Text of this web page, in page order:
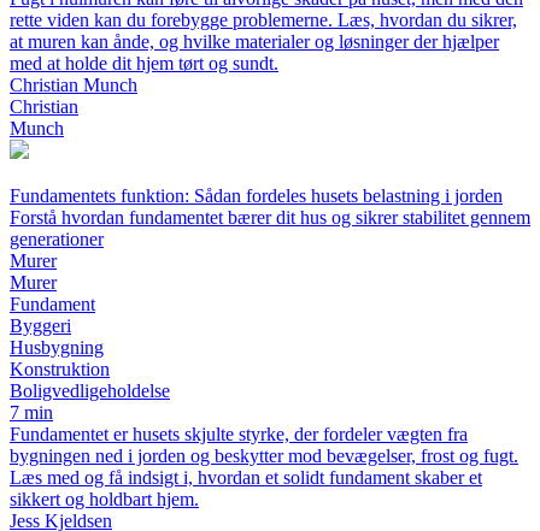
rette viden kan du forebygge problemerne. Læs, hvordan du sikrer,
at muren kan ånde, og hvilke materialer og løsninger der hjælper
med at holde dit hjem tørt og sundt.
Christian Munch
Christian
Munch
Fundamentets funktion: Sådan fordeles husets belastning i jorden
Forstå hvordan fundamentet bærer dit hus og sikrer stabilitet gennem
generationer
Murer
Murer
Fundament
Byggeri
Husbygning
Konstruktion
Boligvedligeholdelse
7 min
Fundamentet er husets skjulte styrke, der fordeler vægten fra
bygningen ned i jorden og beskytter mod bevægelser, frost og fugt.
Læs med og få indsigt i, hvordan et solidt fundament skaber et
sikkert og holdbart hjem.
Jess Kjeldsen